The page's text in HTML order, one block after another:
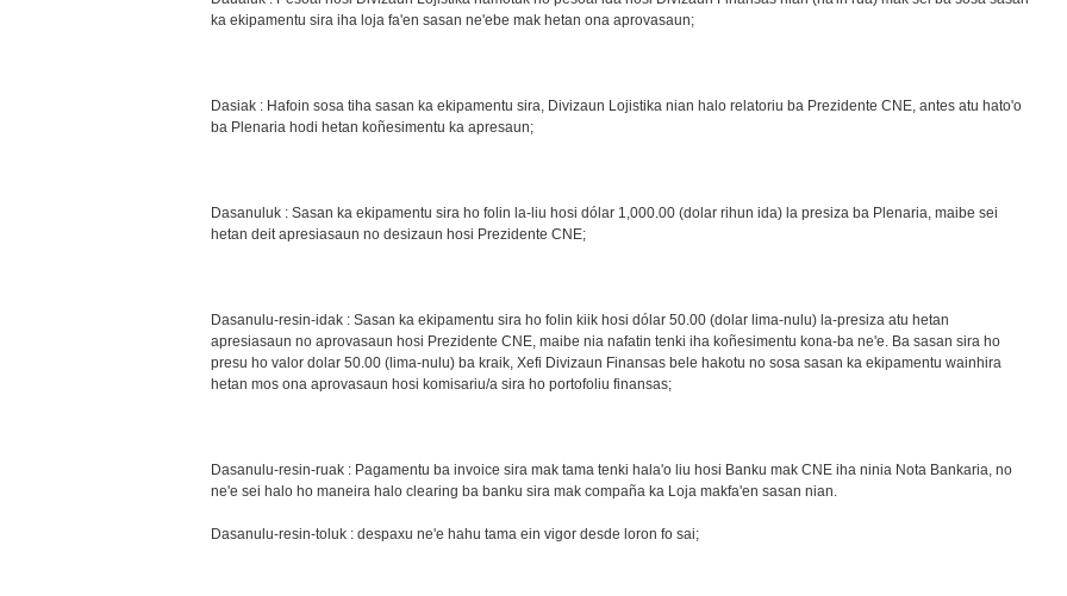
ka ekipamentu sira iha loja fa'en sasan ne'ebe mak hetan ona aprovasaun;
Dasiak : Hafoin sosa tiha sasan ka ekipamentu sira, Divizaun Lojistika nian halo relatoriu ba Prezidente CNE, antes atu hato'o
ba Plenaria hodi hetan koñesimentu ka apresaun;
Dasanuluk : Sasan ka ekipamentu sira ho folin la-liu hosi dólar 1,000.00 (dolar rihun ida) la presiza ba Plenaria, maibe sei
hetan deit apresiasaun no desizaun hosi Prezidente CNE;
Dasanulu-resin-idak : Sasan ka ekipamentu sira ho folin kiik hosi dólar 50.00 (dolar lima-nulu) la-presiza atu hetan
apresiasaun no aprovasaun hosi Prezidente CNE, maibe nia nafatin tenki iha koñesimentu kona-ba ne'e. Ba sasan sira ho
presu ho valor dolar 50.00 (lima-nulu) ba kraik, Xefi Divizaun Finansas bele hakotu no sosa sasan ka ekipamentu wainhira
hetan mos ona aprovasaun hosi komisariu/a sira ho portofoliu finansas;
Dasanulu-resin-ruak : Pagamentu ba invoice sira mak tama tenki hala'o liu hosi Banku mak CNE iha ninia Nota Bankaria, no
ne'e sei halo ho maneira halo clearing ba banku sira mak compaña ka Loja makfa'en sasan nian.
Dasanulu-resin-toluk : despaxu ne'e hahu tama ein vigor desde loron fo sai;